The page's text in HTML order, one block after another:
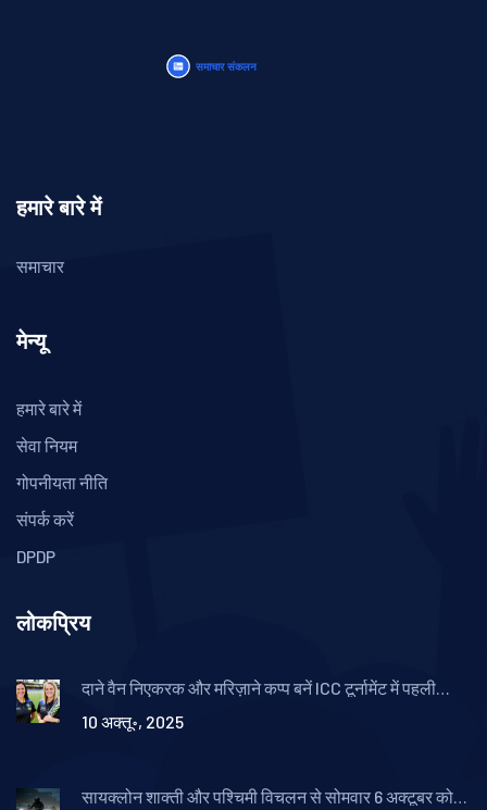
हमारे बारे में
समाचार
मेन्यू
हमारे बारे में
सेवा नियम
गोपनीयता नीति
संपर्क करें
DPDP
लोकप्रिय
दाने वैन निएकरक और मरिज़ाने कप्प बनें ICC टूर्नामेंट में पहली
10 अक्तू॰, 2025
सायक्लोन शाक्ती और पश्चिमी विचलन से सोमवार 6 अक्टूबर को